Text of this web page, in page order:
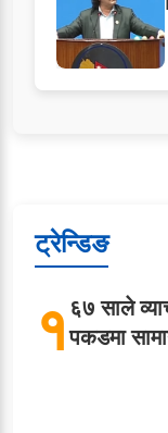
ट्रेन्डिङ
१६७ साले
पकडमा